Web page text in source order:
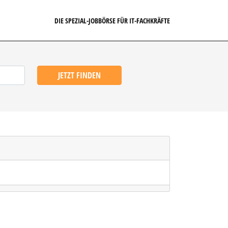
DIE SPEZIAL-JOBBÖRSE FÜR IT-FACHKRÄFTE
JETZT FINDEN